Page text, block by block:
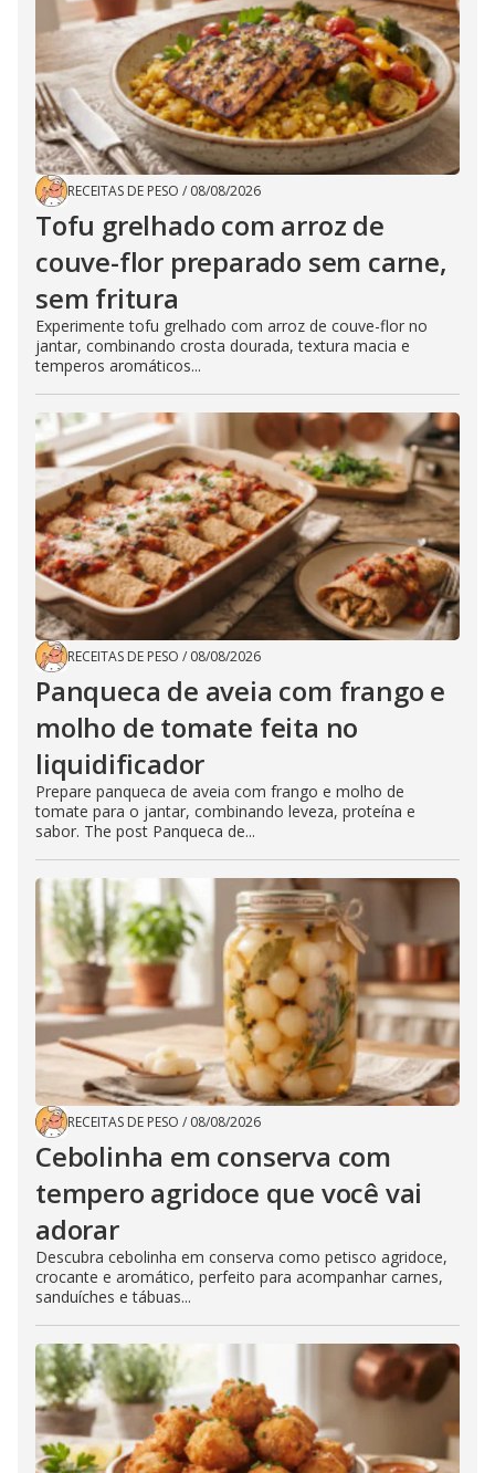
RECEITAS DE PESO / 08/08/2026
Tofu grelhado com arroz de
couve-flor preparado sem carne,
sem fritura
Experimente tofu grelhado com arroz de couve-flor no
jantar, combinando crosta dourada, textura macia e
temperos aromáticos...
RECEITAS DE PESO / 08/08/2026
Panqueca de aveia com frango e
molho de tomate feita no
liquidificador
Prepare panqueca de aveia com frango e molho de
tomate para o jantar, combinando leveza, proteína e
sabor. The post Panqueca de...
RECEITAS DE PESO / 08/08/2026
Cebolinha em conserva com
tempero agridoce que você vai
adorar
Descubra cebolinha em conserva como petisco agridoce,
crocante e aromático, perfeito para acompanhar carnes,
sanduíches e tábuas...